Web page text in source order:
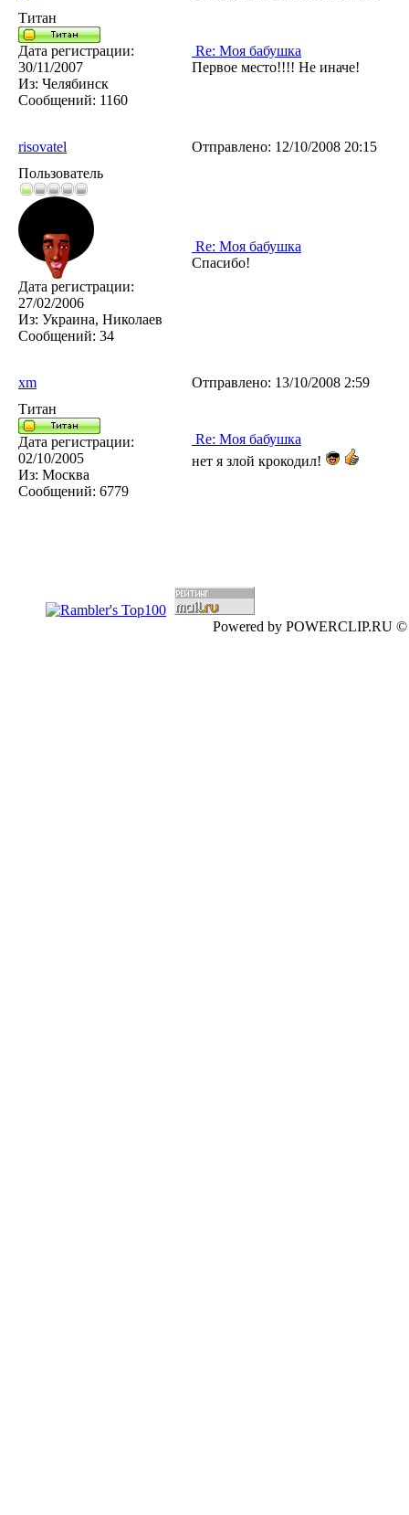
Титан
Дата регистрации:
30/11/2007
Из: Челябинск
Сообщений: 1160
Re: Моя бабушка
Первое место!!!! Не иначе!
risovatel Отправлено: 12/10/2008 20:15
Пользователь
Дата регистрации:
27/02/2006
Из: Украина, Николаев
Сообщений: 34
Re: Моя бабушка
Спасибо!
xm Отправлено: 13/10/2008 2:59
Титан
Дата регистрации:
02/10/2005
Из: Москва
Сообщений: 6779
Re: Моя бабушка
нет я злой крокодил!
Powered by POWERCLIP.RU